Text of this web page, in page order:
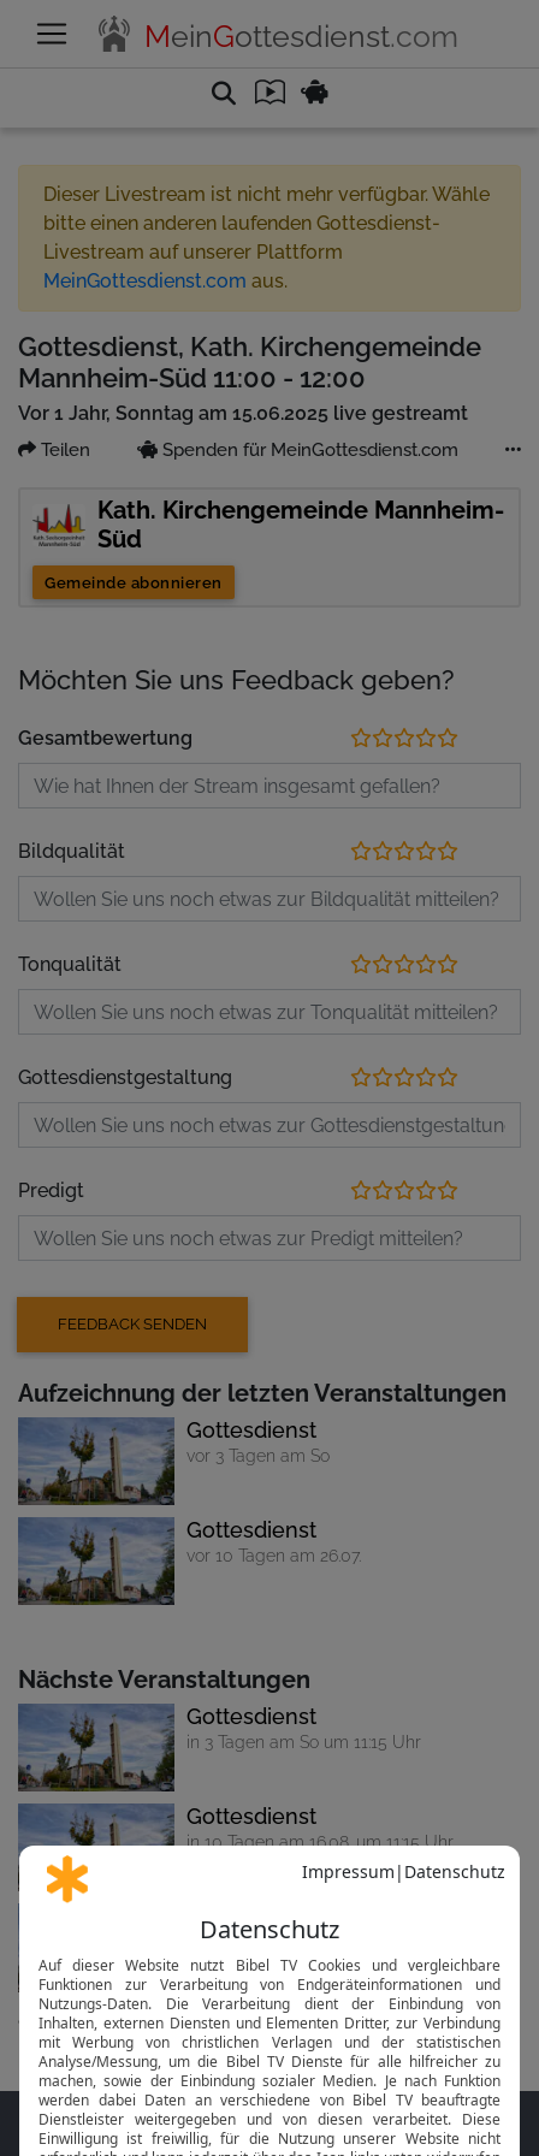
MeinGottesdienst.com
Dieser Livestream ist nicht mehr verfügbar. Wähle
bitte einen anderen laufenden Gottesdienst-
Livestream auf unserer Plattform
MeinGottesdienst.com aus.
Gottesdienst, Kath. Kirchengemeinde
Mannheim-Süd 11:00 - 12:00
Vor 1 Jahr, Sonntag am 15.06.2025 live gestreamt
Teilen Spenden für MeinGottesdienst.com
Kath. Kirchengemeinde Mannheim-
Süd
Gemeinde abonnieren
Möchten Sie uns Feedback geben?
Gesamtbewertung
Bildqualität
Tonqualität
Gottesdienstgestaltung
Predigt
Aufzeichnung der letzten Veranstaltungen
Gottesdienst
vor 3 Tagen am So
Gottesdienst
vor 10 Tagen am 26.07.
Nächste Veranstaltungen
Gottesdienst
in 3 Tagen am So um 11:15 Uhr
Gottesdienst
in 10 Tagen am 16.08. um 11:15 Uhr
Gottesdienst
in 17 Tagen am 23.08. um 11:15 Uhr
alle anzeigen...
Folge MeinGottesdienst.com auf den